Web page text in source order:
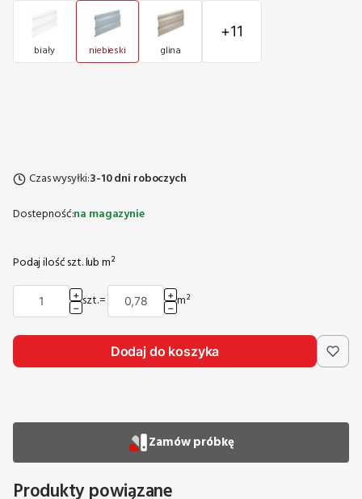
biały niebieski glina
+11
Czas wysyłki:3-10 dni roboczych
Dostepność:na magazynie
Podaj ilość szt. lub m²
+
− szt.=
+
− m²
Dodaj do koszyka
Zamów próbkę
Produkty powiązane